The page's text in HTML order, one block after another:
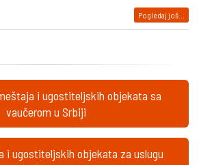
Pogledaj još...
i ugostiteljskih objekata sa
vaučerom u Srbiji
i ugostiteljskih objekata za uslugu